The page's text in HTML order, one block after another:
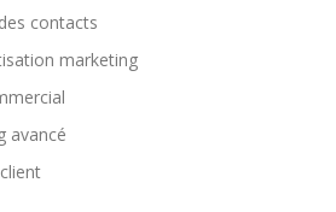
contacts
marketing
avancé